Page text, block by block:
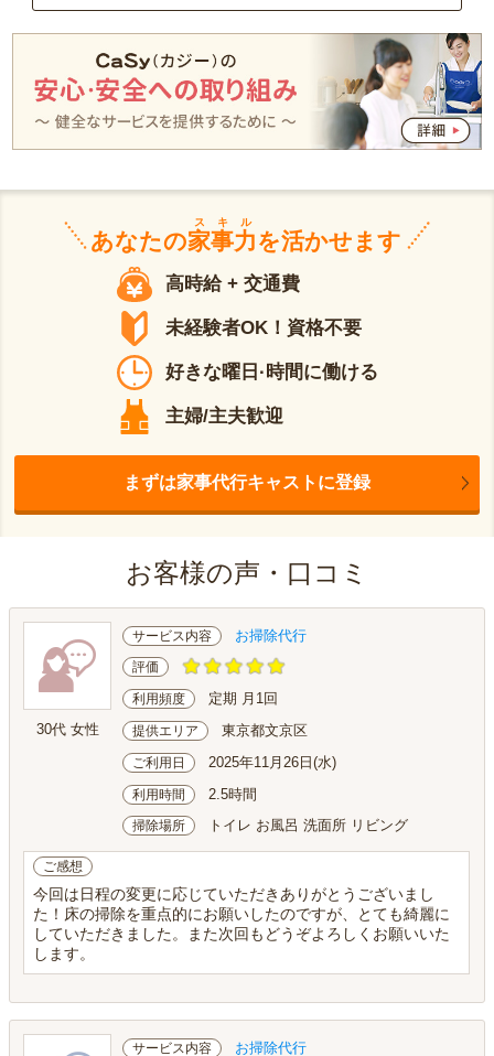
あなたの家事力
スキル
を活かせます
高時給 + 交通費
未経験者OK！資格不要
好きな曜日·時間に働ける
主婦/主夫歓迎
まずは家事代行キャストに登録
お客様の声・口コミ
30代 女性
サービス内容 お掃除代行
評価
利用頻度 定期 月1回
提供エリア 東京都文京区
ご利用日 2025年11月26日(水)
利用時間 2.5時間
掃除場所 トイレ お風呂 洗面所 リビング
ご感想
今回は日程の変更に応じていただきありがとうございまし
た！床の掃除を重点的にお願いしたのですが、とても綺麗に
していただきました。また次回もどうぞよろしくお願いいた
します。
サービス内容 お掃除代行